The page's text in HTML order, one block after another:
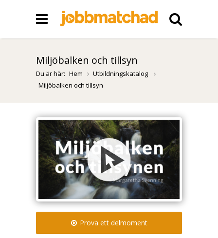
Miljöbalken och tillsyn
Du är här: Hem
Utbildningskatalog
Miljöbalken och tillsyn
Prova ett delmoment